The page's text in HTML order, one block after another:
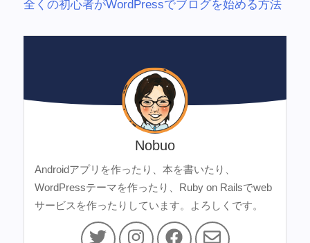
全くの初心者がWordPressでブログを始める方法
Nobuo
Androidアプリを作ったり、本を書いたり、
WordPressテーマを作ったり、Ruby on Railsでweb
サービスを作ったりしています。よろしくです。